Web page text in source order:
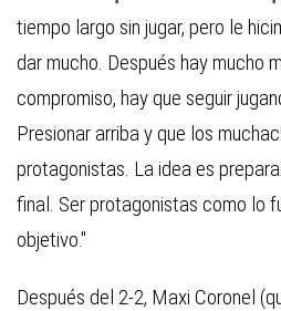
tiempo largo sin jugar, pero le
dar mucho. Después hay mucho
compromiso, hay que seguir
Presionar arriba y que los
protagonistas. La idea es
final. Ser protagonistas como lo
objetivo."
Después del 2-2, Maxi Coronel